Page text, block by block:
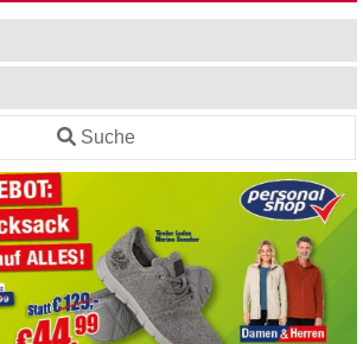
Suche